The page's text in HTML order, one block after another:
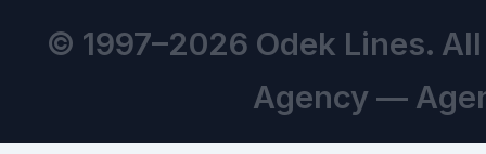
© 1997–2026 Odek Lines.
Agency —